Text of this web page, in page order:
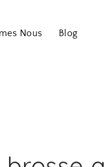
Nous Blog